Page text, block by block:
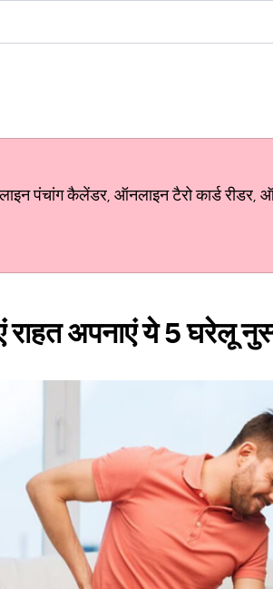
पंचांग कैलेंडर, ऑनलाइन टैरो कार्ड रीडर,
राहत अपनाएं ये 5 घरेलू